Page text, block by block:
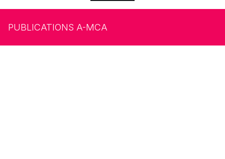
PUBLICATIONS A-MCA